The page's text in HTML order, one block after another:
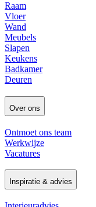
Raam
Vloer
Wand
Meubels
Slapen
Keukens
Badkamer
Deuren
Over ons
Ontmoet ons team
Werkwijze
Vacatures
Inspiratie & advies